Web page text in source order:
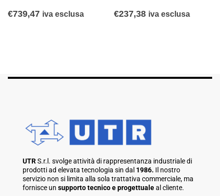
€739,47 iva esclusa €237,38 iva esclusa
UTRS.r.l. svolge attività di rappresentanza industriale di
prodotti ad elevata tecnologia sin dal 1986. Il nostro
servizio non si limita alla sola trattativa commerciale, ma
fornisce un supporto tecnico e progettualeal cliente.